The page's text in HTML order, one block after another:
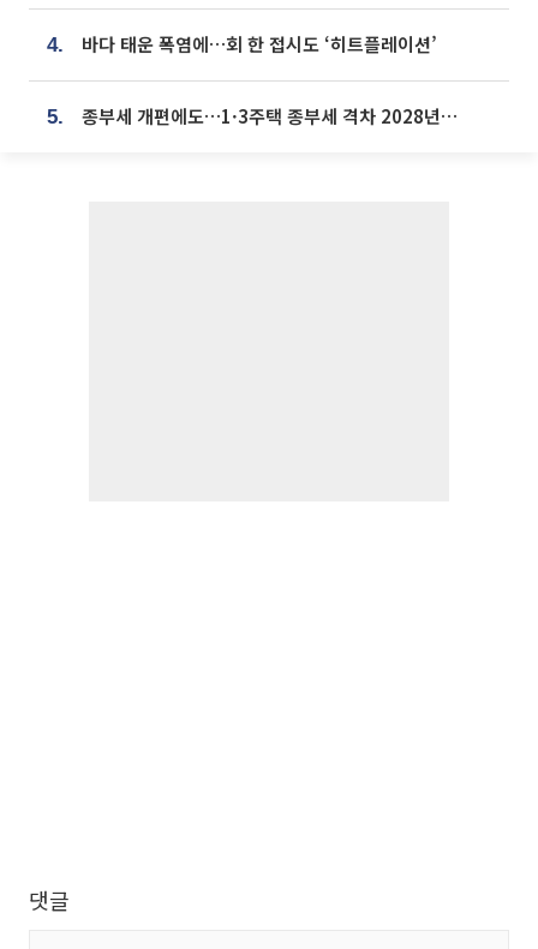
4. 바다 태운 폭염에…회 한 접시도 ‘히트플레이션’
5. 종부세 개편에도…1·3주택 종부세 격차 2028년부터 확대
댓글